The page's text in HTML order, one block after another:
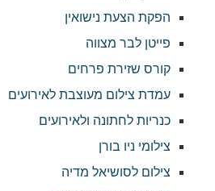
הפקת הצעת נישואין
פייטן לבר מצווה
קורס שזירת פרחים
עמדת צילום מעוצבת לאירועים
כנריות לחתונה ולאירועים
צילומי ניו בורן
צילום לסושיאל מדיה